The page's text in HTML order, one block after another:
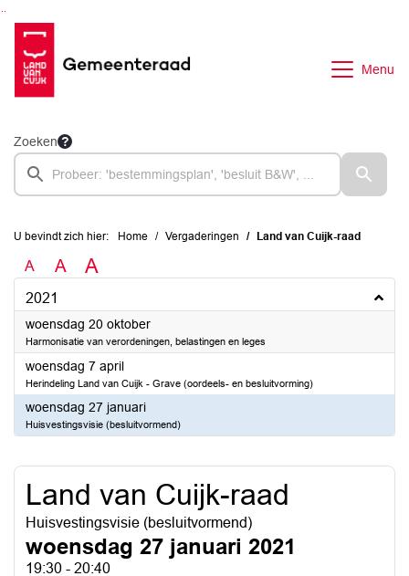
Menu
Zoeken
U bevindt zich hier: Home Vergaderingen Land van Cuijk-raad
A A A
2021
woensdag 20 oktober2021
Harmonisatie van verordeningen, belastingen en leges
woensdag 7 april2021
Herindeling Land van Cuijk - Grave (oordeels- en besluitvorming)
woensdag 27 januari2021
Huisvestingsvisie (besluitvormend)
Land van Cuijk-raad
Huisvestingsvisie (besluitvormend)
woensdag 27 januari 2021
19:30 - 20:40